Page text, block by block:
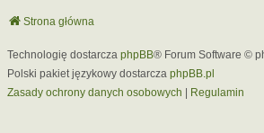
Strona główna
Technologię dostarcza phpBB® Forum Software ©
Polski pakiet językowy dostarcza phpBB.pl
Zasady ochrony danych osobowych
Regulamin